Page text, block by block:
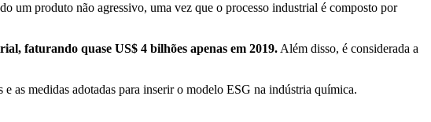
um produto não agressivo, uma vez que o processo industrial é composto por
faturando quase US$ 4 bilhões apenas em 2019.Além disso, é considerada a
as medidas adotadas para inserir o modelo ESG na indústria química.